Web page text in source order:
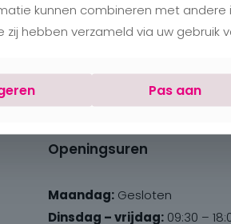
Openingsuren
Maandag: Gesloten
Dinsdag – vrijdag: 09:30 –
kunnen combineren met
zij hebben verzameld via uw gebruik
Pas aan